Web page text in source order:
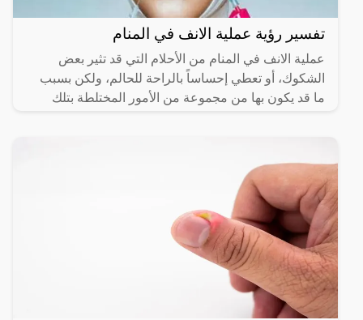
تفسير رؤية عملية الانف في المنام
عملية الانف في المنام من الأحلام التي قد تثير بعض
الشكوك، أو تعطي إحساساً بالراحة للحالم، ولكن بسبب
ما قد يكون بها من مجموعة من الأمور المختلطة بتلك